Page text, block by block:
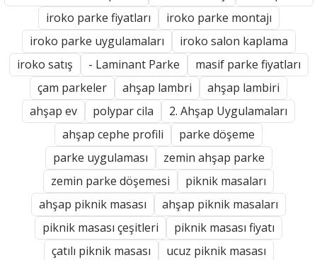
iroko parke fiyatları
iroko parke montajı
iroko parke uygulamaları
iroko salon kaplama
iroko satış
- Laminant Parke
masif parke fiyatları
çam parkeler
ahşap lambri
ahşap lambiri
ahşap ev
polypar cila
2. Ahşap Uygulamaları
ahşap cephe profili
parke döşeme
parke uygulaması
zemin ahşap parke
zemin parke döşemesi
piknik masaları
ahşap piknik masası
ahşap piknik masaları
piknik masası çeşitleri
piknik masası fiyatı
çatılı piknik masası
ucuz piknik masası